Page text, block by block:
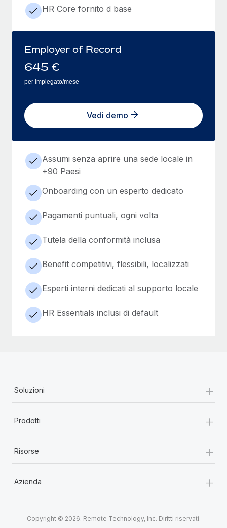
HR Core fornito d base
Employer of Record
645 €
per impiegato/mese
Vedi demo
Assumi senza aprire una sede locale in
+90 Paesi
Onboarding con un esperto dedicato
Pagamenti puntuali, ogni volta
Tutela della conformità inclusa
Benefit competitivi, flessibili, localizzati
Esperti interni dedicati al supporto locale
HR Essentials inclusi di default
Soluzioni +
Prodotti +
Risorse +
Azienda +
Copyright © 2026. Remote Technology, Inc. Diritti riservati.